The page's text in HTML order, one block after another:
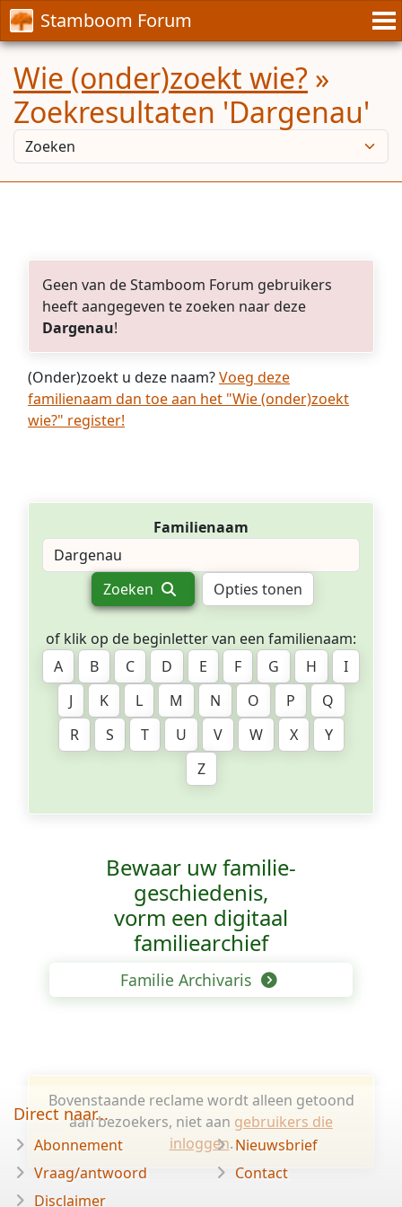
Stamboom Forum
Wie (onder)zoekt wie? »
Zoekresultaten 'Dargenau'
Geen van de Stamboom Forum gebruikers
heeft aangegeven te zoeken naar deze
Dargenau!
(Onder)zoekt u deze naam?Voeg deze
familienaam dan toe aan het "Wie (onder)zoekt
wie?" register!
Familienaam
Zoeken Opties tonen
of klik op de beginletter van een familienaam:
A
B C D E F G H
I
J
K L M N O P
Q
R
S T U V W X
Y
Z
Bewaar uw familie­
geschiedenis,
vorm een digitaal
familiearchief
Familie Archivaris
Bovenstaande reclame wordt alleen getoond
aan bezoekers, niet aan gebruikers die
inloggen.
Direct naar...
Abonnement
Vraag/antwoord
Disclaimer
Nieuwsbrief
Contact